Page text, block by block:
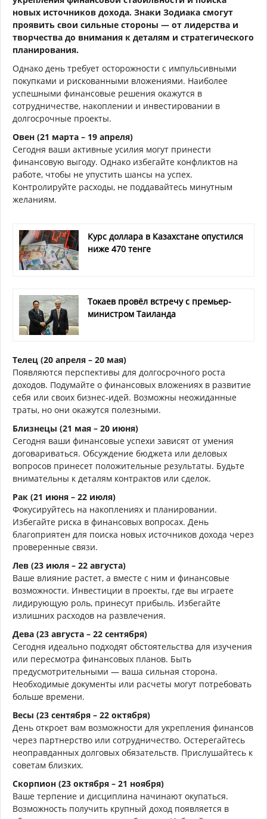
новых источников дохода. Знаки Зодиака смогут
проявить свои сильные стороны — от лидерства и
творчества до внимания к деталям и стратегического
планирования.
Однако день требует осторожности с импульсивными
покупками и рискованными вложениями. Наиболее
успешными финансовые решения окажутся в
сотрудничестве, накоплении и инвестировании в
долгосрочные проекты.
Овен (21 марта – 19 апреля)
Сегодня ваши активные усилия могут принести
финансовую выгоду. Однако избегайте конфликтов на
работе, чтобы не упустить шансы на успех.
Контролируйте расходы, не поддавайтесь минутным
желаниям.
Курс доллара в Казахстане опустился
ниже 470 тенге
Токаев провёл встречу с премьер-
министром Таиланда
Телец (20 апреля – 20 мая)
Появляются перспективы для долгосрочного роста
доходов. Подумайте о финансовых вложениях в развитие
себя или своих бизнес-идей. Возможны неожиданные
траты, но они окажутся полезными.
Близнецы (21 мая – 20 июня)
Сегодня ваши финансовые успехи зависят от умения
договариваться. Обсуждение бюджета или деловых
вопросов принесет положительные результаты. Будьте
внимательны к деталям контрактов или сделок.
Рак (21 июня – 22 июля)
Фокусируйтесь на накоплениях и планировании.
Избегайте риска в финансовых вопросах. День
благоприятен для поиска новых источников дохода через
проверенные связи.
Лев (23 июля – 22 августа)
Ваше влияние растет, а вместе с ним и финансовые
возможности. Инвестиции в проекты, где вы играете
лидирующую роль, принесут прибыль. Избегайте
излишних расходов на развлечения.
Дева (23 августа – 22 сентября)
Сегодня идеально подходят обстоятельства для изучения
или пересмотра финансовых планов. Быть
предусмотрительными — ваша сильная сторона.
Необходимые документы или расчеты могут потребовать
больше времени.
Весы (23 сентября – 22 октября)
День откроет вам возможности для укрепления финансов
через партнерство или сотрудничество. Остерегайтесь
неоправданных долговых обязательств. Прислушайтесь к
советам близких.
Скорпион (23 октября – 21 ноября)
Ваше терпение и дисциплина начинают окупаться.
Возможность получить крупный доход появляется в